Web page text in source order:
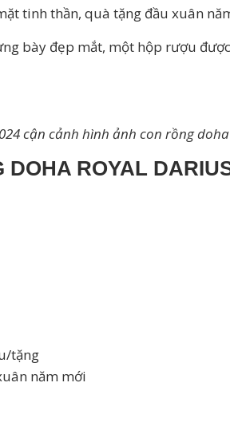
tinh thần, quà tặng đầu xuân
bày đẹp mắt, một hộp rượu
cận cảnh hình ảnh con rồng
ROYAL
tặng
năm mới